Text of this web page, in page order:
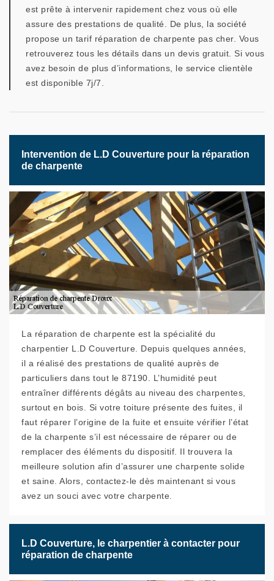
est prête à intervenir rapidement chez vous où elle
assure des prestations de qualité. De plus, la société
propose un tarif réparation de charpente pas cher. Vous
retrouverez tous les détails dans un devis gratuit. Si vous
avez besoin de plus d’informations, le service clientèle
est disponible 7j/7.
Intervention de L.D Couverture pour la réparation
de charpente
La réparation de charpente est la spécialité du
charpentier L.D Couverture. Depuis quelques années,
il a réalisé des prestations de qualité auprès de
particuliers dans tout le 87190. L’humidité peut
entraîner différents dégâts au niveau des charpentes,
surtout en bois. Si votre toiture présente des fuites, il
faut réparer l’origine de la fuite et ensuite vérifier l’état
de la charpente s’il est nécessaire de réparer ou de
remplacer des éléments du dispositif. Il trouvera la
meilleure solution afin d’assurer une charpente solide
et saine. Alors, contactez-le dès maintenant si vous
avez un souci avec votre charpente.
L.D Couverture, le charpentier à contacter pour
réparation de charpente